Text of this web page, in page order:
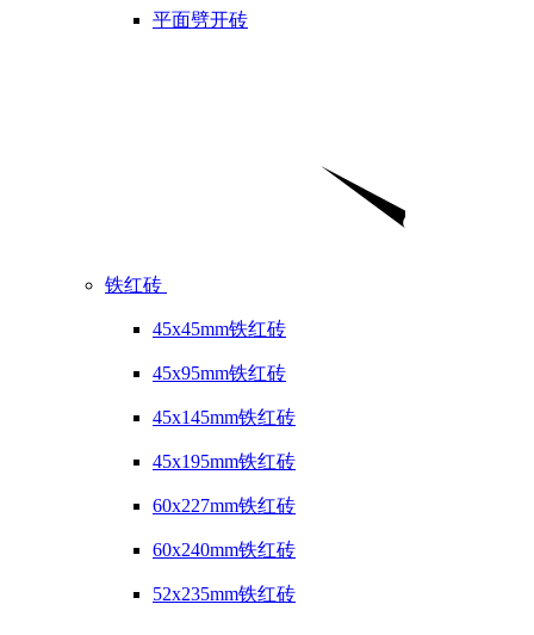
平面劈开砖
铁红砖
45x45mm铁红砖
45x95mm铁红砖
45x145mm铁红砖
45x195mm铁红砖
60x227mm铁红砖
60x240mm铁红砖
52x235mm铁红砖